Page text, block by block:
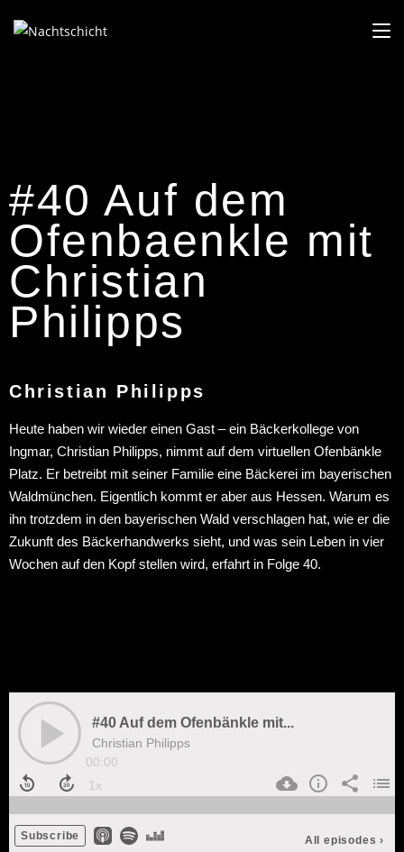
#40 Auf dem
Ofenbaenkle mit
Christian
Philipps
Christian Philipps
Heute haben wir wieder einen Gast – ein Bäckerkollege von
Ingmar, Christian Philipps, nimmt auf dem virtuellen Ofenbänkle
Platz. Er betreibt mit seiner Familie eine Bäckerei im bayerischen
Waldmünchen. Eigentlich kommt er aber aus Hessen. Warum es
ihn trotzdem in den bayerischen Wald verschlagen hat, wie er die
Zukunft des Bäckerhandwerks sieht, und was sein Leben in vier
Wochen auf den Kopf stellen wird, erfahrt in Folge 40.